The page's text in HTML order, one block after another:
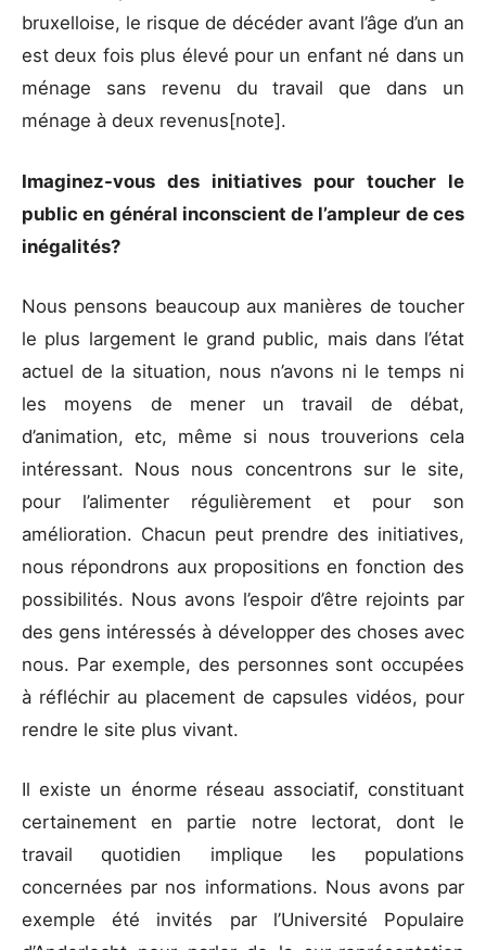
bruxelloise, le risque de décéder avant l’âge d’un an
est deux fois plus élevé pour un enfant né dans un
ménage sans revenu du travail que dans un
ménage à deux revenus[note].
Imaginez-vous des initiatives pour toucher le
public en général inconscient de l’ampleur de ces
inégalités?
Nous pensons beaucoup aux manières de toucher
le plus largement le grand public, mais dans l’état
actuel de la situation, nous n’avons ni le temps ni
les moyens de mener un travail de débat,
d’animation, etc, même si nous trouverions cela
intéressant. Nous nous concentrons sur le site,
pour l’alimenter régulièrement et pour son
amélioration. Chacun peut prendre des initiatives,
nous répondrons aux propositions en fonction des
possibilités. Nous avons l’espoir d’être rejoints par
des gens intéressés à développer des choses avec
nous. Par exemple, des personnes sont occupées
à réfléchir au placement de capsules vidéos, pour
rendre le site plus vivant.
Il existe un énorme réseau associatif, constituant
certainement en partie notre lectorat, dont le
travail quotidien implique les populations
concernées par nos informations. Nous avons par
exemple été invités par l’Université Populaire